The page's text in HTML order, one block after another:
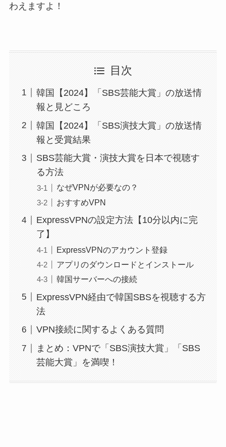
わえますよ！
目次
韓国【2024】「SBS芸能大賞」の放送情
報と見どころ
韓国【2024】「SBS演技大賞」の放送情
報と受賞結果
SBS芸能大賞・演技大賞を日本で視聴す
る方法
なぜVPNが必要なの？
おすすめVPN
ExpressVPNの設定方法【10分以内に完
了】
ExpressVPNのアカウント登録
アプリのダウンロードとインストール
韓国サーバーへの接続
ExpressVPN経由で韓国SBSを視聴する方
法
VPN接続に関するよくある質問
まとめ：VPNで「SBS演技大賞」「SBS
芸能大賞」を満喫！